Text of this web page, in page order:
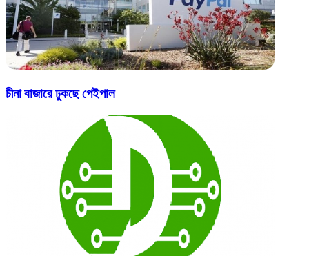
চীনা বাজারে ঢুকছে পেইপাল